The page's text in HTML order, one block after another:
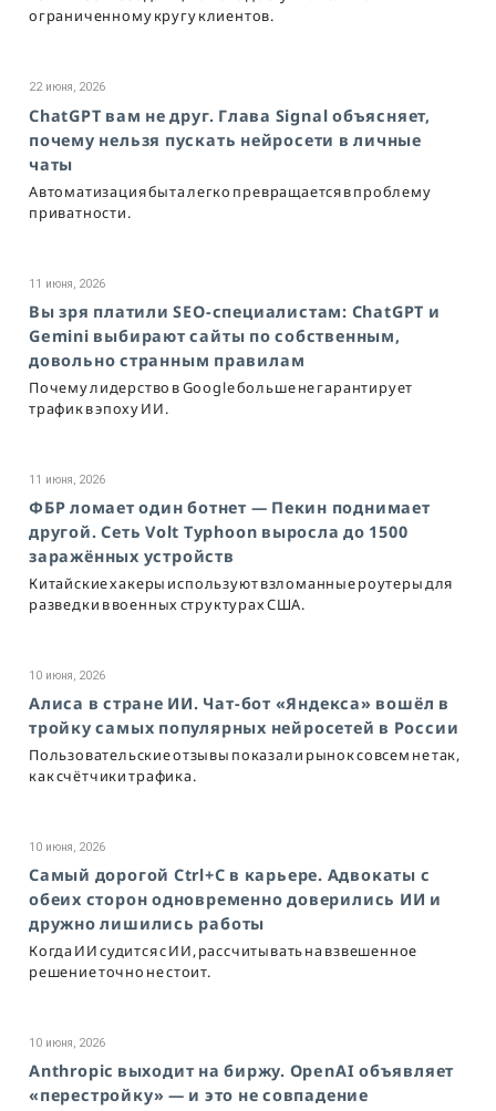
ограниченному кругу клиентов.
22 июня, 2026
ChatGPT вам не друг. Глава Signal объясняет,
почему нельзя пускать нейросети в личные
чаты
Автоматизация быта легко превращается в проблему
приватности.
11 июня, 2026
Вы зря платили SEO-специалистам: ChatGPT и
Gemini выбирают сайты по собственным,
довольно странным правилам
Почему лидерство в Google больше не гарантирует
трафик в эпоху ИИ.
11 июня, 2026
ФБР ломает один ботнет — Пекин поднимает
другой. Сеть Volt Typhoon выросла до 1500
заражённых устройств
Китайские хакеры используют взломанные роутеры для
разведки в военных структурах США.
10 июня, 2026
Алиса в стране ИИ. Чат-бот «Яндекса» вошёл в
тройку самых популярных нейросетей в России
Пользовательские отзывы показали рынок совсем не так,
как счётчики трафика.
10 июня, 2026
Самый дорогой Ctrl+C в карьере. Адвокаты с
обеих сторон одновременно доверились ИИ и
дружно лишились работы
Когда ИИ судится с ИИ, рассчитывать на взвешенное
решение точно не стоит.
10 июня, 2026
Anthropic выходит на биржу. OpenAI объявляет
«перестройку» — и это не совпадение